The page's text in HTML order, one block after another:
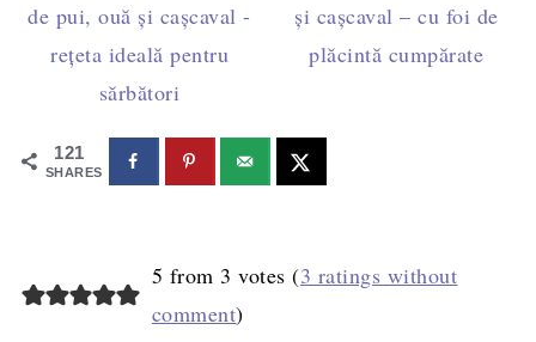
de pui, ouă și cașcaval -
rețeta ideală pentru
sărbători
și cașcaval – cu foi de
plăcintă cumpărate
121
SHARES
5 from 3 votes (3 ratings without
comment)